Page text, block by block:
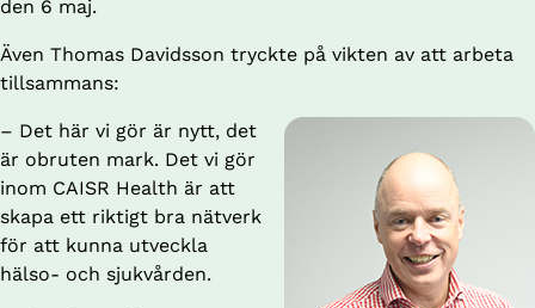
den 6 maj.
Även Thomas Davidsson tryckte på vikten av att arbeta
tillsammans:
– Det här vi gör är nytt, det
är obruten mark. Det vi gör
inom CAISR Health är att
skapa ett riktigt bra nätverk
för att kunna utveckla
hälso- och sjukvården.